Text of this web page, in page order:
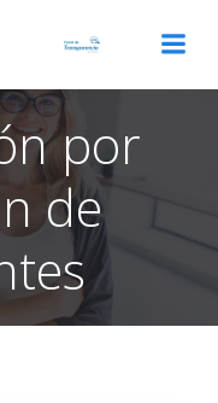
por
de